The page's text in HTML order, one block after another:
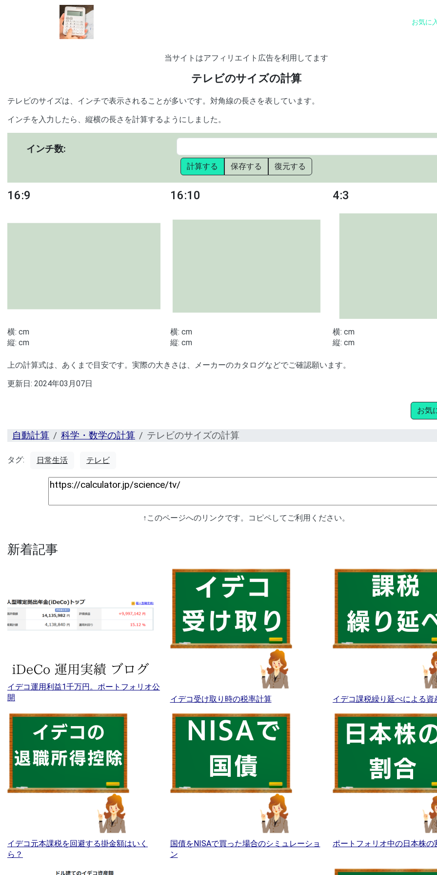
お気に
当サイトはアフィリエイト広告を利用してます
テレビのサイズの計算
テレビのサイズは、インチで表示されることが多いです。対角線の長さを表しています。
インチを入力したら、縦横の長さを計算するようにしました。
インチ数:
計算する 保存する 復元する
16:9
横: cm
縦: cm
16:10
横: cm
縦: cm
4:3
横: cm
縦: cm
上の計算式は、あくまで目安です。実際の大きさは、メーカーのカタログなどでご確認願います。
更新日: 2024年03月07日
お気
自動計算 科学・数学の計算 テレビのサイズの計算
タグ: 日常生活 テレビ
↑このページへのリンクです。コピペしてご利用ください。
新着記事
イデコ運用利益1千万円。ポートフォリオ公
開
イデコ受け取り時の税率計算 イデコ課税繰り延べによる資
イデコ元本課税を回避する掛金額はいく
ら？
国債をNISAで買った場合のシミュレーショ
ン
ポートフォリオ中の日本株の